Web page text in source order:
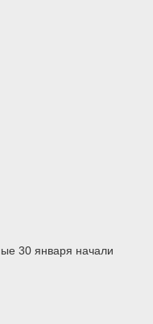
30 января начали